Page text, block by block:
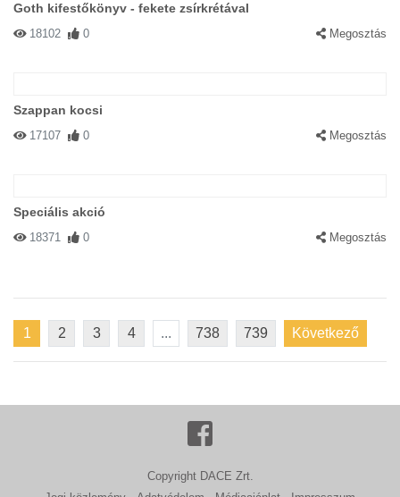
Goth kifestőkönyv - fekete zsírkrétával
18102 0 Megosztás
Szappan kocsi
17107 0 Megosztás
Speciális akció
18371 0 Megosztás
1 2 3 4 ... 738 739 Következő
Copyright DACE Zrt.